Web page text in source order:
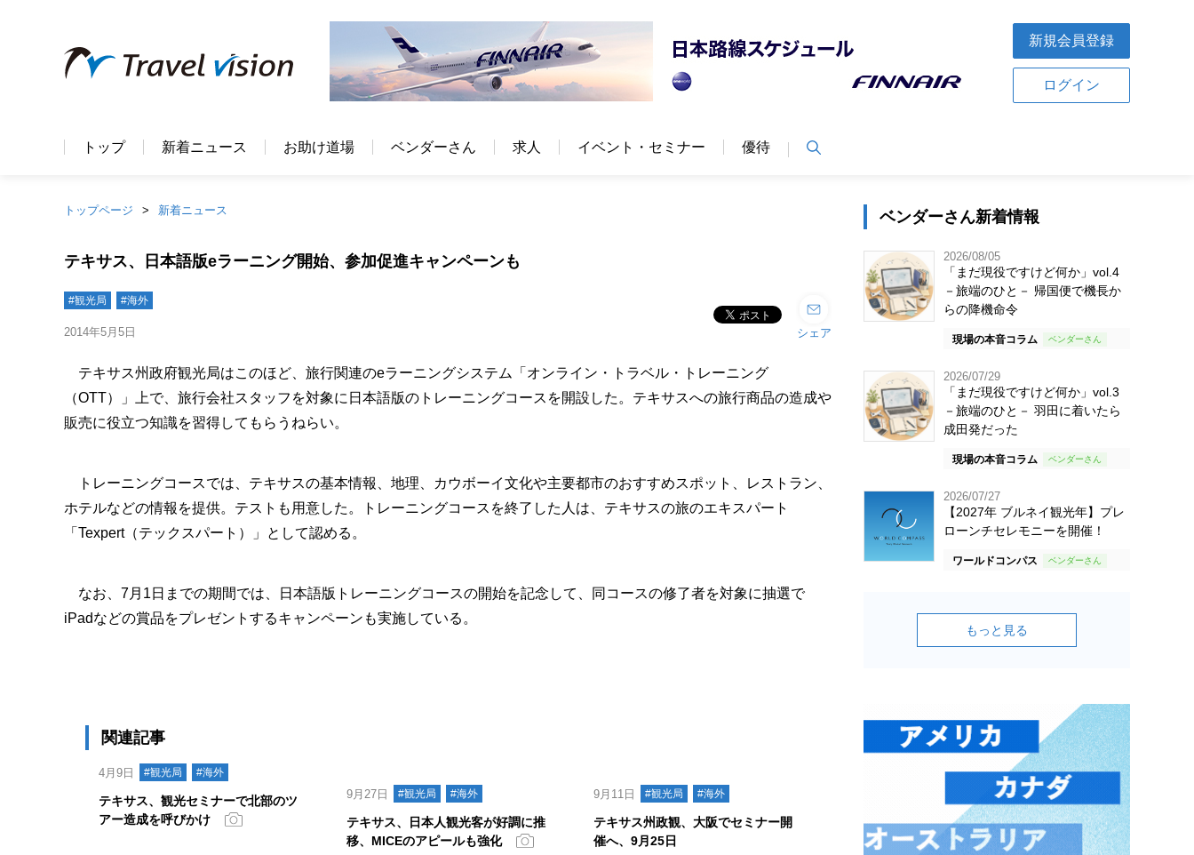
新規会員登録
ログイン
トップ 新着ニュース お助け道場 ベンダーさん 求人 イベント・セミナー 優待
トップページ 新着ニュース
テキサス、日本語版eラーニング開始、参加促進キャンペーンも
#観光局 #海外
2014年5月5日 シェア
テキサス州政府観光局はこのほど、旅行関連のeラーニングシステム「オンライン・トラベル・トレーニング
（OTT）」上で、旅行会社スタッフを対象に日本語版のトレーニングコースを開設した。テキサスへの旅行商品の造成や
販売に役立つ知識を習得してもらうねらい。
トレーニングコースでは、テキサスの基本情報、地理、カウボーイ文化や主要都市のおすすめスポット、レストラン、
ホテルなどの情報を提供。テストも用意した。トレーニングコースを終了した人は、テキサスの旅のエキスパート
「Texpert（テックスパート）」として認める。
なお、7月1日までの期間では、日本語版トレーニングコースの開始を記念して、同コースの修了者を対象に抽選で
iPadなどの賞品をプレゼントするキャンペーンも実施している。
関連記事
4月9日 #観光局 #海外
テキサス、観光セミナーで北部のツ
アー造成を呼びかけ
9月27日 #観光局 #海外
テキサス、日本人観光客が好調に推
移、MICEのアピールも強化
9月11日 #観光局 #海外
テキサス州政観、大阪でセミナー開
催へ、9月25日
ベンダーさん新着情報
2026/08/05
「まだ現役ですけど何か」vol.4
－旅端のひと－ 帰国便で機長か
らの降機命令
現場の本音コラム
2026/07/29
「まだ現役ですけど何か」vol.3
－旅端のひと－ 羽田に着いたら
成田発だった
現場の本音コラム
2026/07/27
【2027年 ブルネイ観光年】プレ
ローンチセレモニーを開催！
ワールドコンパス
もっと見る